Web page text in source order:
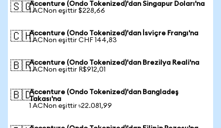
🇸🇬Accenture (Ondo Tokenized)'dan Singapur Doları'na
1 ACNon eşittir $228,66
🇨🇭Accenture (Ondo Tokenized)'dan İsviçre Frangı'na
1 ACNon eşittir CHF 144,83
🇧🇷Accenture (Ondo Tokenized)'dan Brezilya Reali'na
1 ACNon eşittir R$912,01
🇧🇩Accenture (Ondo Tokenized)'dan Bangladeş
Takası'na
1 ACNon eşittir ৳22.081,99